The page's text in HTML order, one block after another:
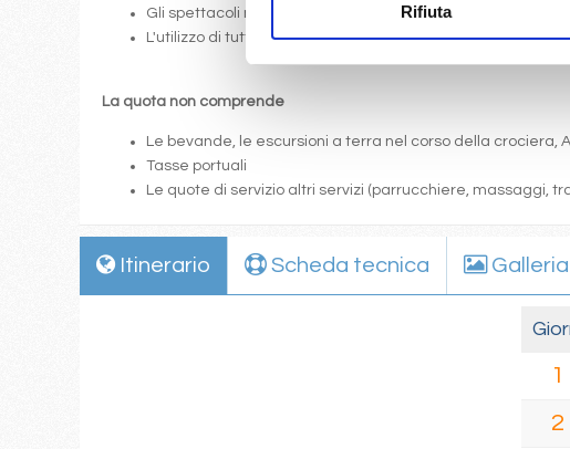
Rifiuta
Gli spettacoli musicali o di cabaret nel teatro di bordo, i
L'utilizzo di tutte le attrezzature della nave: piscine,
La quota non comprende
Le bevande, le escursioni a terra nel corso della crociera,
Tasse portuali
Le quote di servizio altri servizi (parrucchiere, massaggi,
Itinerario Scheda tecnica Galleria
1
2